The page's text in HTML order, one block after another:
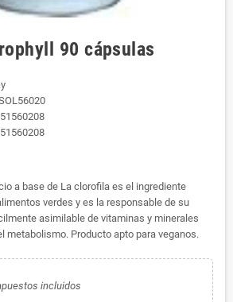
90 cápsulas
a base de La clorofila es el ingrediente
verdes y es la responsable de su
asimilable de vitaminas y minerales
metabolismo. Producto apto para veganos.
incluidos